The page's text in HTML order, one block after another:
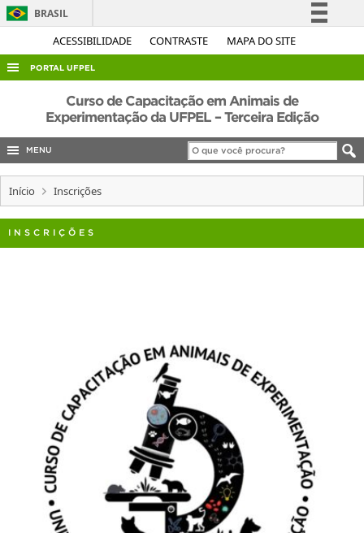
ACESSIBILIDADE CONTRASTE MAPA DO SITE
BRASIL
Simplifique!
Acesso à informação
Legislação
Canais
PORTAL UFPEL
ACESSO À INFORMAÇÃO
AUDITORIA
COBALTO
CONCURSOS
EDITAIS
INTERNACIONAL
Curso de Capacitação em Animais de
Experimentação da UFPEL – Terceira Edição
MENU
Início Inscrições
INSCRIÇÕES